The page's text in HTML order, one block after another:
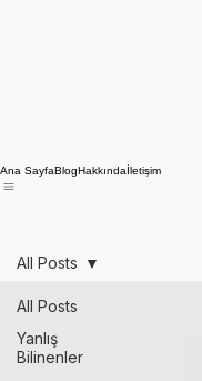
All Posts
All Posts